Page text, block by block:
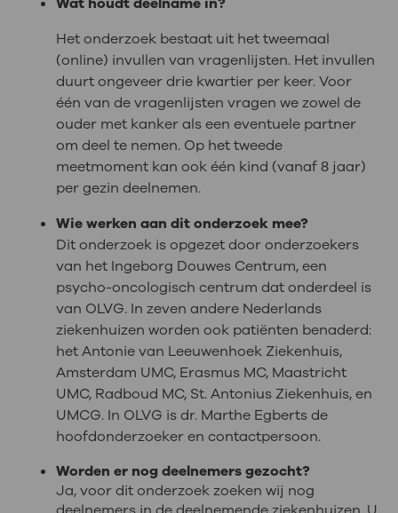
Het onderzoek bestaat uit het tweemaal
(online) invullen van vragenlijsten. Het invullen
duurt ongeveer drie kwartier per keer. Voor
één van de vragenlijsten vragen we zowel de
ouder met kanker als een eventuele partner
om deel te nemen. Op het tweede
meetmoment kan ook één kind (vanaf 8 jaar)
per gezin deelnemen.
Wie werken aan dit onderzoek mee?
Dit onderzoek is opgezet door onderzoekers
van het Ingeborg Douwes Centrum, een
psycho-oncologisch centrum dat onderdeel is
van OLVG. In zeven andere Nederlands
ziekenhuizen worden ook patiënten benaderd:
het Antonie van Leeuwenhoek Ziekenhuis,
Amsterdam UMC, Erasmus MC, Maastricht
UMC, Radboud MC, St. Antonius Ziekenhuis, en
UMCG. In OLVG is dr. Marthe Egberts de
hoofdonderzoeker en contactpersoon.
Worden er nog deelnemers gezocht?
Ja, voor dit onderzoek zoeken wij nog